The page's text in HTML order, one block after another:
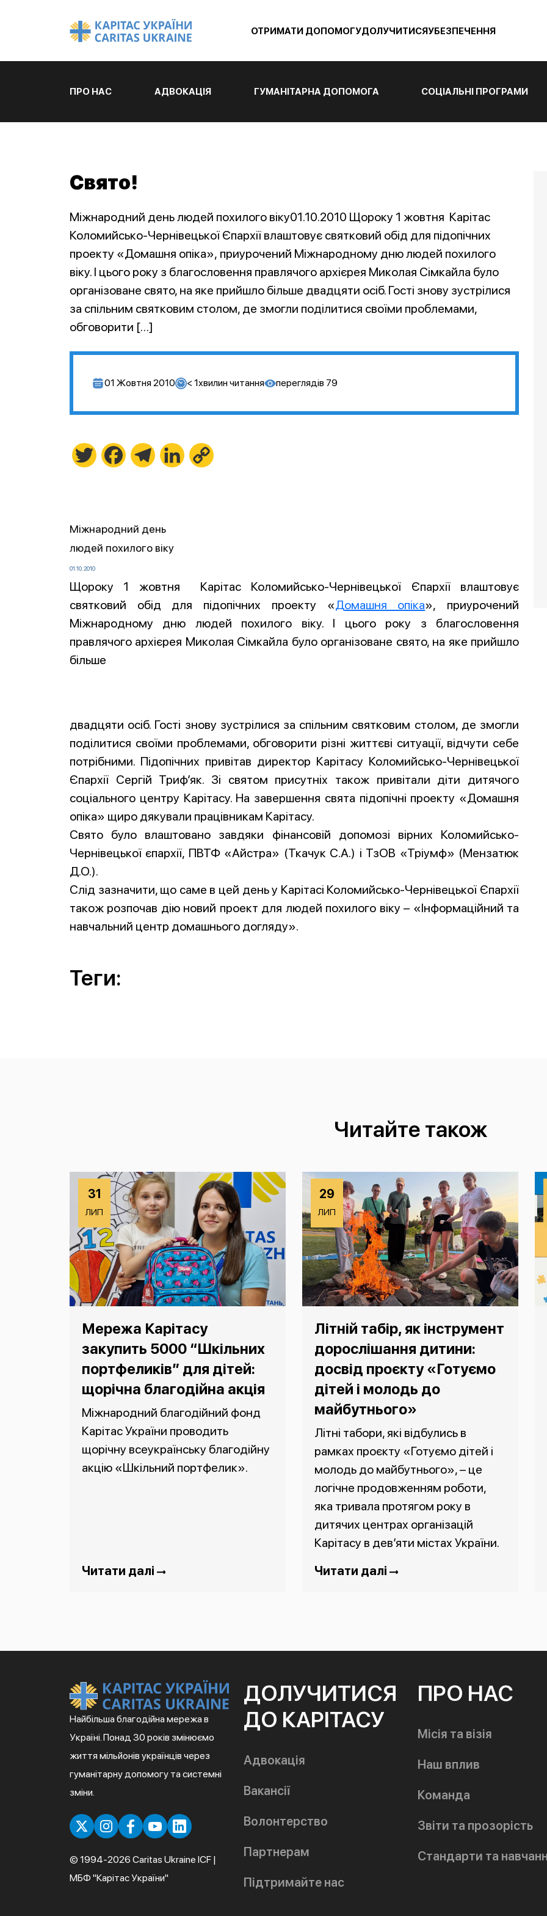
ОТРИМАТИ ДОПОМОГУДОЛУЧИТИСЯУБЕЗПЕЧЕННЯ
ПРО НАС АДВОКАЦІЯ ГУМАНІТАРНА ДОПОМОГА СОЦІАЛЬНІ ПРОГРАМИ
Свято!
Міжнародний день людей похилого віку01.10.2010 Щороку 1 жовтня Карітас
Коломийсько-Чернівецької Єпархії влаштовує святковий обід для підопічних
проекту «Домашня опіка», приурочений Міжнародному дню людей похилого
віку. І цього року з благословення правлячого архієрея Миколая Сімкайла було
організоване свято, на яке прийшло більше двадцяти осіб. Гості знову зустрілися
за спільним святковим столом, де змогли поділитися своїми проблемами,
обговорити […]
01 Жовтня 2010 < 1хвилин читання переглядів 79
Twitter FacebookTelegramLinkedIn
Міжнародний день
людей похилого віку
01.10.2010
Щороку 1 жовтня Карітас Коломийсько-Чернівецької Єпархії влаштовує
святковий обід для підопічних проекту «Домашня опіка», приурочений
Міжнародному дню людей похилого віку. І цього року з благословення
правлячого архієрея Миколая Сімкайла було організоване свято, на яке прийшло
більше
двадцяти осіб. Гості знову зустрілися за спільним святковим столом, де змогли
поділитися своїми проблемами, обговорити різні життєві ситуації, відчути себе
потрібними. Підопічних привітав директор Карітасу Коломийсько-Чернівецької
Єпархії Сергій Триф’як. Зі святом присутніх також привітали діти дитячого
соціального центру Карітасу. На завершення свята підопічні проекту «Домашня
опіка» щиро дякували працівникам Карітасу.
Свято було влаштовано завдяки фінансовій допомозі вірних Коломийсько-
Чернівецької єпархії, ПВТФ «Айстра» (Ткачук С.А.) і ТзОВ «Тріумф» (Мензатюк
Д.О.).
Слід зазначити, що саме в цей день у Карітасі Коломийсько-Чернівецької Єпархії
також розпочав дію новий проект для людей похилого віку – «Інформаційний та
навчальний центр домашнього догляду».
Теги:
Читайте також
31
ЛИП
Мережа Карітасу
закупить 5000 “Шкільних
портфеликів” для дітей:
щорічна благодійна акція
Міжнародний благодійний фонд
Карітас України проводить
щорічну всеукраїнську благодійну
акцію «Шкільний портфелик».
Читати далі
29
ЛИП
Літній табір, як інструмент
дорослішання дитини:
досвід проєкту «Готуємо
дітей і молодь до
майбутнього»
Літні табори, які відбулись в
рамках проєкту «Готуємо дітей і
молодь до майбутнього», – це
логічне продовженням роботи,
яка тривала протягом року в
дитячих центрах організацій
Карітасу в дев’яти містах України.
Читати далі
Найбільша благодійна мережа в
Україні. Понад 30 років змінюємо
життя мільйонів українців через
гуманітарну допомогу та системні
зміни.
© 1994-2026 Caritas Ukraine ICF |
МБФ "Карітас України"
ДОЛУЧИТИСЯ
ДО КАРІТАСУ
Адвокація
Вакансії
Волонтерство
Партнерам
Підтримайте нас
ПРО НАС
Місія та візія
Наш вплив
Команда
Звіти та прозорість
Стандарти та